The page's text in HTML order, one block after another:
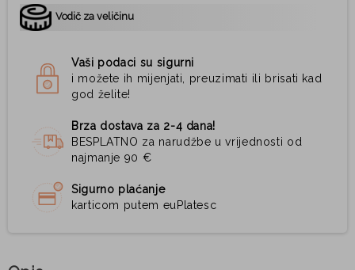
Vodič za veličinu
Vaši podaci su sigurni
i možete ih mijenjati, preuzimati ili brisati kad
god želite!
Brza dostava za 2-4 dana!
BESPLATNO za narudžbe u vrijednosti od
najmanje 90 €
Sigurno plaćanje
karticom putem euPlatesc